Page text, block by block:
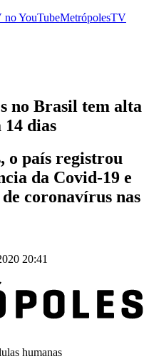
noYouTubeMetrópolesTV
no Brasil tem alta
14 dias
o país registrou
da Covid-19 e
de coronavírus nas
20:41